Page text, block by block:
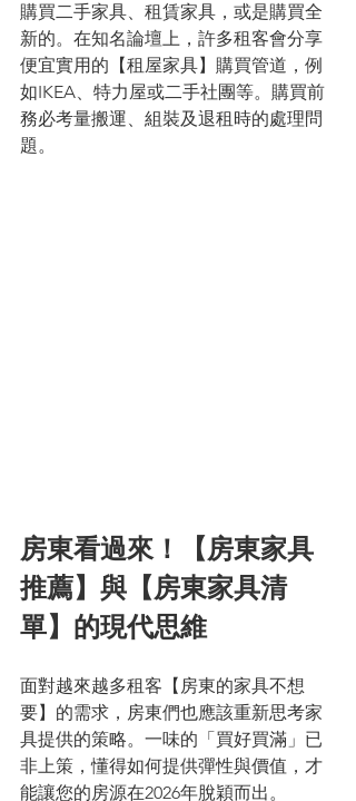
購買二手家具、租賃家具，或是購買全
新的。在知名論壇上，許多租客會分享
便宜實用的【租屋家具】購買管道，例
如IKEA、特力屋或二手社團等。購買前
務必考量搬運、組裝及退租時的處理問
題。
房東看過來！【房東家具
推薦】與【房東家具清
單】的現代思維
面對越來越多租客【房東的家具不想
要】的需求，房東們也應該重新思考家
具提供的策略。一味的「買好買滿」已
非上策，懂得如何提供彈性與價值，才
能讓您的房源在2026年脫穎而出。